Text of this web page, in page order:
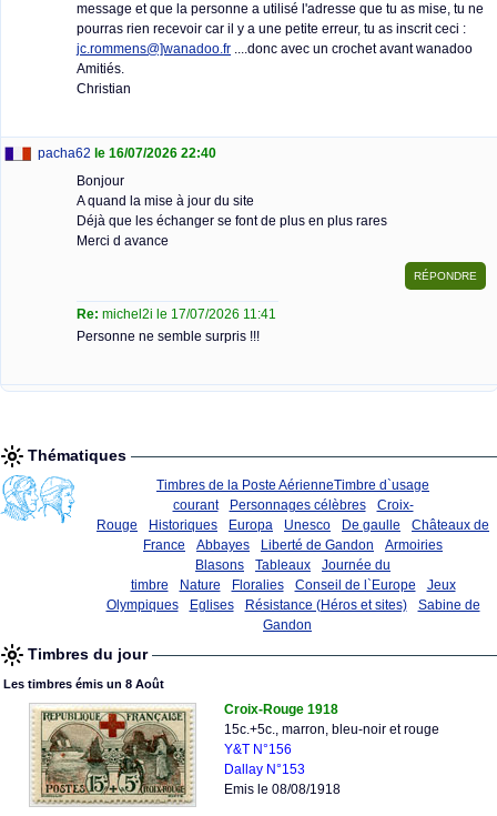
message et que la personne a utilisé l'adresse que tu as mise, tu ne
pourras rien recevoir car il y a une petite erreur, tu as inscrit ceci :
jc.rommens@]wanadoo.fr ....donc avec un crochet avant wanadoo
Amitiés.
Christian
pacha62 le 16/07/2026 22:40
Bonjour
A quand la mise à jour du site
Déjà que les échanger se font de plus en plus rares
Merci d avance
Re: michel2i le 17/07/2026 11:41
Personne ne semble surpris !!!
Thématiques
Timbres de la Poste AérienneTimbre d`usage
courant
Personnages célèbres
Croix-
Rouge
Historiques Europa Unesco De gaulle
Châteaux de
France
Abbayes Liberté de Gandon
Armoiries
Blasons
Tableaux
Journée du
timbre
Nature Floralies Conseil de l`Europe
Jeux
Olympiques
Eglises Résistance (Héros et sites)
Sabine de
Gandon
Timbres du jour
Les timbres émis un 8 Août
Croix-Rouge 1918
15c.+5c., marron, bleu-noir et rouge
Y&T N°156
Dallay N°153
Emis le 08/08/1918